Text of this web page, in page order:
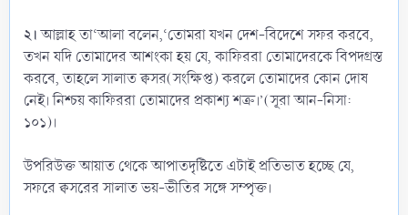
২।আল্লাহ তা‘আলা বলেন,‘তোমরা যখন দেশ-বিদেশে সফর করবে,
তখন যদি তোমাদের আশংকা হয় যে, কাফিররা তোমাদেরকে বিপদগ্রস্ত
করবে, তাহলে সালাত ক্বসর(সংক্ষিপ্ত) করলে তোমাদের কোন দোষ
নেই। নিশ্চয় কাফিররা তোমাদের প্রকাশ্য শত্রু।’(সূরা আন-নিসা:
১০১)।
উপরিউক্ত আয়াত থেকে আপাতদৃষ্টিতে এটাই প্রতিভাত হচ্ছে যে,
সফরে ক্বসরের সালাত ভয়-ভীতির সঙ্গে সম্পৃক্ত।